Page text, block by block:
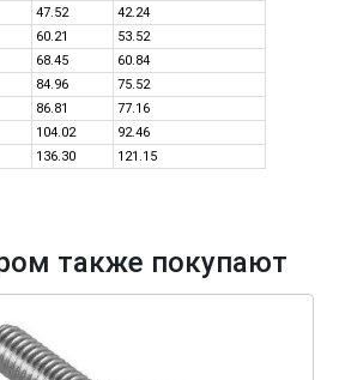
47.52
42.24
60.21
53.52
68.45
60.84
84.96
75.52
86.81
77.16
104.02
92.46
136.30 121.15
также покупают